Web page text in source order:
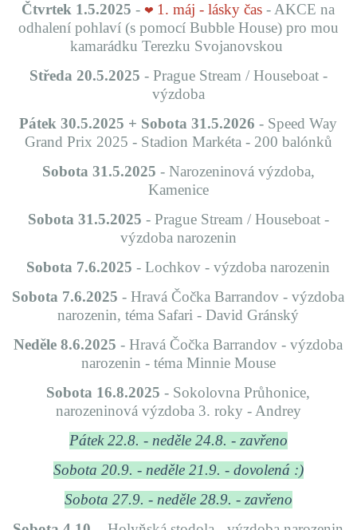
Čtvrtek 1.5.2025 -❤ 1. máj - lásky čas - AKCE na
odhalení pohlaví (s pomocí Bubble House) pro mou
kamarádku Terezku Svojanovskou
Středa 20.5.2025 - Prague Stream / Houseboat -
výzdoba
Pátek 30.5.2025 + Sobota 31.5.2026- Speed Way
Grand Prix 2025 - Stadion Markéta - 200 balónků
Sobota 31.5.2025 - Narozeninová výzdoba,
Kamenice
Sobota 31.5.2025 - Prague Stream / Houseboat -
výzdoba narozenin
Sobota 7.6.2025- Lochkov - výzdoba narozenin
Sobota 7.6.2025 - Hravá Čočka Barrandov - výzdoba
narozenin, téma Safari - David Gránský
Neděle 8.6.2025 - Hravá Čočka Barrandov - výzdoba
narozenin - téma Minnie Mouse
Sobota 16.8.2025 - Sokolovna Průhonice,
narozeninová výzdoba 3. roky - Andrey
Pátek 22.8. - neděle 24.8. - zavřeno
Sobota 20.9. - neděle 21.9. - dovolená :)
Sobota 27.9. - neděle 28.9. - zavřeno